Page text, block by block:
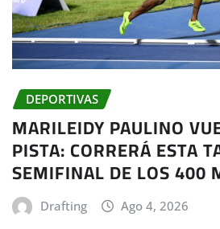
DEPORTIVAS
MARILEIDY PAULINO
PISTA: CORRERÁ ESTA
SEMIFINAL DE LOS 400
Drafting Ago 4, 2026